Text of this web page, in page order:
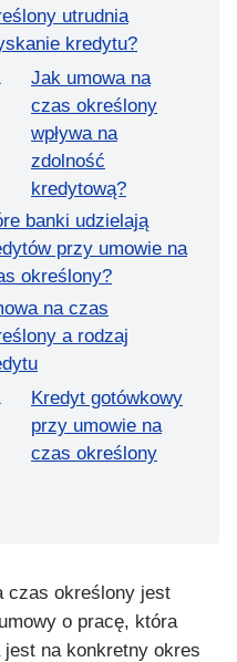
utrudnia
kredytu?
Jak umowa na
czas określony
wpływa na
zdolność
kredytową?
banki udzielają
przy umowie na
określony?
na czas
a rodzaj
Kredyt gotówkowy
przy umowie na
czas określony
czas określony jest
o pracę, która
jest na konkretny okres